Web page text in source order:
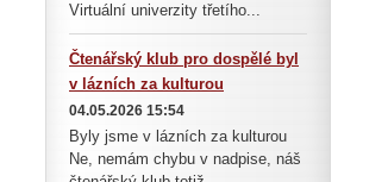
Virtuální univerzity třetího...
Čtenářský klub pro dospělé byl
v lázních za kulturou
04.05.2026 15:54
Byly jsme v lázních za kulturou
Ne, nemám chybu v nadpise, náš